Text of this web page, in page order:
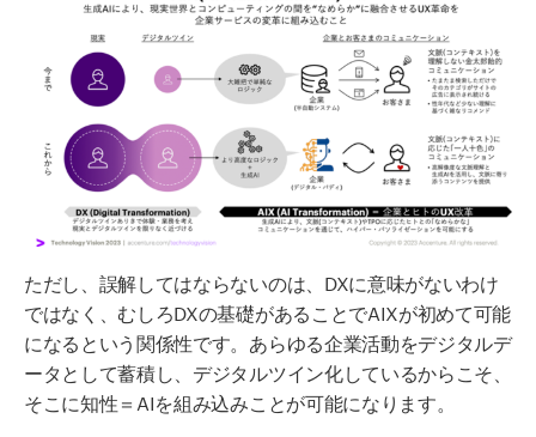
ただし、誤解してはならないのは、DXに意味がないわけ
ではなく、むしろDXの基礎があることでAIXが初めて可能
になるという関係性です。あらゆる企業活動をデジタルデ
ータとして蓄積し、デジタルツイン化しているからこそ、
そこに知性＝AIを組み込みことが可能になります。